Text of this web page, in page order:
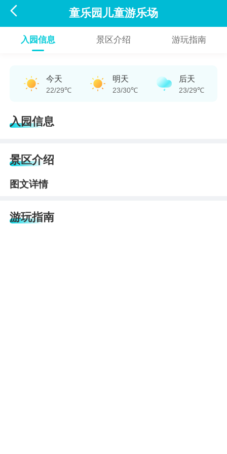
 童乐园儿童游乐场
入园信息 景区介绍 游玩指南
今天
22/29℃
明天
23/30℃
后天
23/29℃
入园信息
景区介绍
图文详情
游玩指南